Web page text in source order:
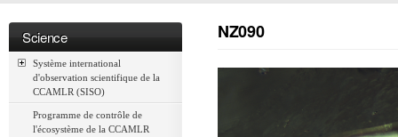
Science
Système international
d'observation scientifique de la
CCAMLR (SISO)
Programme de contrôle de
l'écosystème de la CCAMLR
NZ090